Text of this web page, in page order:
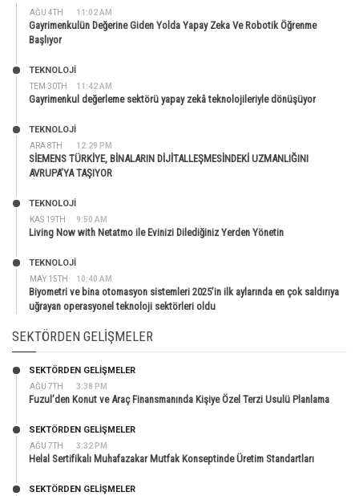
AĞU 4TH 11:02 AM
Gayrimenkulün Değerine Giden Yolda Yapay Zeka Ve Robotik Öğrenme
Başlıyor
TEM 30TH 11:42 AM
TEKNOLOJİ
Gayrimenkul değerleme sektörü yapay zekâ teknolojileriyle dönüşüyor
ARA 8TH 12:29 PM
TEKNOLOJİ
SİEMENS TÜRKİYE, BİNALARIN DİJİTALLEŞMESİNDEKİ UZMANLIĞINI
AVRUPA’YA TAŞIYOR
KAS 19TH 9:50 AM
TEKNOLOJİ
Living Now with Netatmo ile Evinizi Dilediğiniz Yerden Yönetin
MAY 15TH 10:40 AM
TEKNOLOJİ
Biyometri ve bina otomasyon sistemleri 2025’in ilk aylarında en çok saldırıya
uğrayan operasyonel teknoloji sektörleri oldu
SEKTÖRDEN GELIŞMELER
AĞU 7TH 3:38 PM
SEKTÖRDEN GELIŞMELER
Fuzul’den Konut ve Araç Finansmanında Kişiye Özel Terzi Usulü Planlama
AĞU 7TH 3:32 PM
SEKTÖRDEN GELIŞMELER
Helal Sertifikalı Muhafazakar Mutfak Konseptinde Üretim Standartları
SEKTÖRDEN GELIŞMELER